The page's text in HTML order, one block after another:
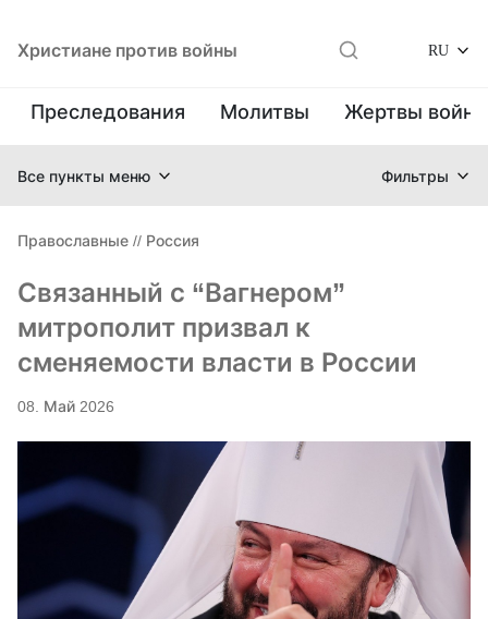
Христиане против войны RU
Преследования Молитвы Жертвы
Все пункты меню Фильтры
Православные // Россия
Связанный с “Вагнером”
митрополит призвал к
сменяемости власти в России
08. Май 2026